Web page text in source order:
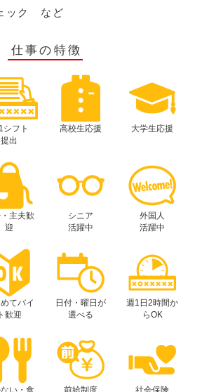
ック など
仕事の特徴
シフト
提出
高校生応援 大学生応援
主夫歓
迎
シニア
活躍中
外国人
活躍中
てバイ
ト歓迎
日付・曜日が
選べる
週1日2時間か
らOK
い・食
前給制度
社会保険